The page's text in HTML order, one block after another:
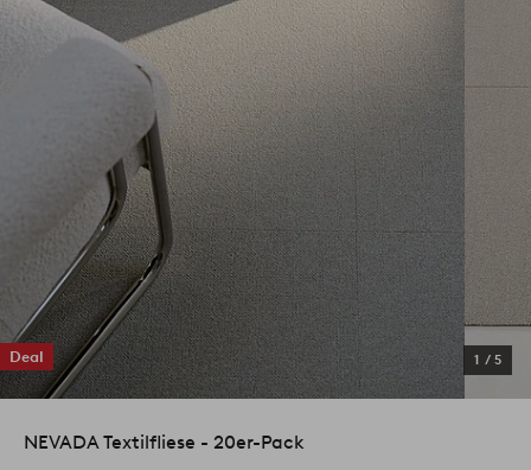
Deal 1 / 5
NEVADA Textilfliese - 20er-Pack